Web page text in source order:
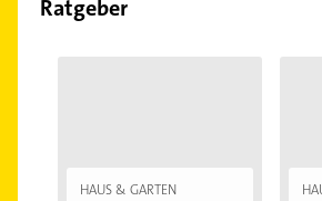
Ratgeber
HAUS & GARTEN